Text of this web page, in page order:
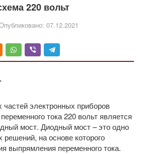
220 вольт
07.12.2021
электронных приборов
тока 220 вольт является
мост. Диодный мост – это одно
решений, на основе которого
выпрямления переменного тока.